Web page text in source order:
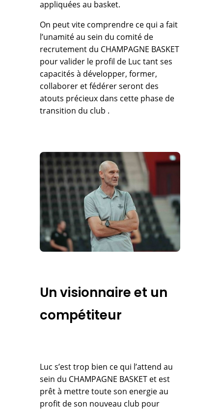
appliquées au basket.
On peut vite comprendre ce qui a fait
l’unamité au sein du comité de
recrutement du CHAMPAGNE BASKET
pour valider le profil de Luc tant ses
capacités à développer, former,
collaborer et fédérer seront des
atouts précieux dans cette phase de
transition du club .
Un visionnaire et un
compétiteur
Luc s’est trop bien ce qui l’attend au
sein du CHAMPAGNE BASKET et est
prêt à mettre toute son energie au
profit de son nouveau club pour